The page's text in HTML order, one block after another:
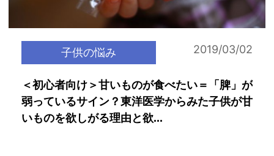
子供の悩み 2019/03/02
＜初心者向け＞甘いものが食べたい＝「脾」が
弱っているサイン？東洋医学からみた子供が甘
いものを欲しがる理由と欲...